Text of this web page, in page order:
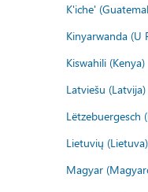
K'iche'
Kinyarwanda (U
Kiswahili (Kenya)
Latviešu (Latvija)
Lëtzebuergesch
Lietuvių (Lietuva)
Magyar